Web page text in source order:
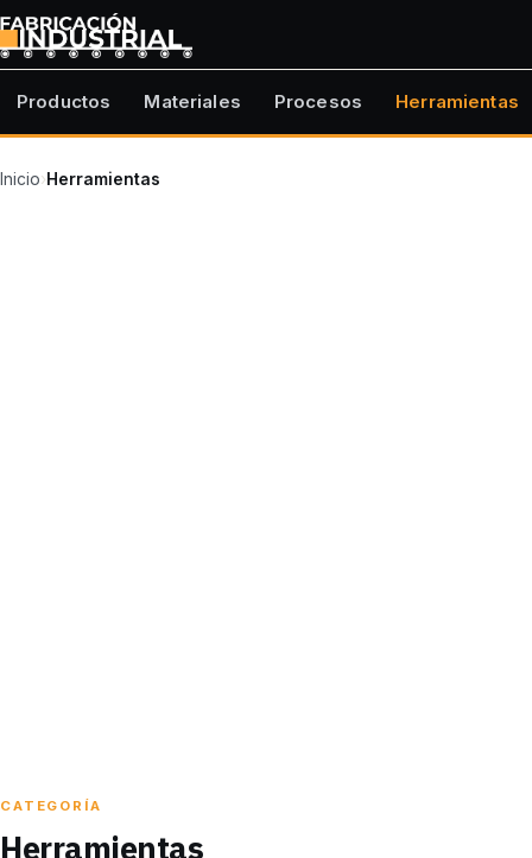
Productos Materiales Procesos Herramientas
Inicio›Herramientas
CATEGORÍA
Herramientas